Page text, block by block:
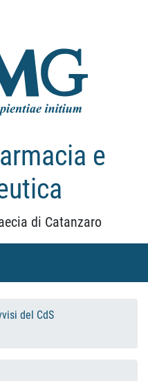
e
di Catanzaro
del CdS